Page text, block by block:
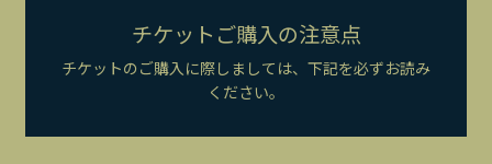
チケットご購入の注意点
チケットのご購入に際しましては、下記を必ずお読み
ください。